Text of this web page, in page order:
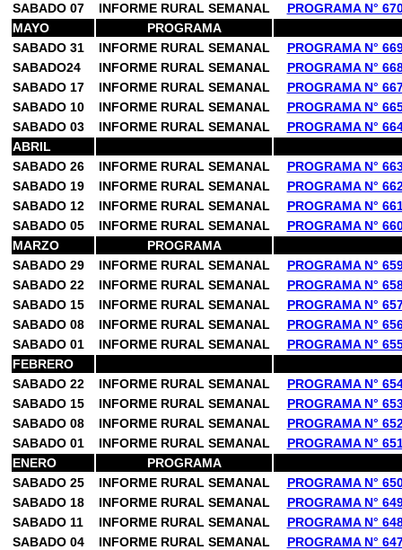
SABADO 07
INFORME RURAL SEMANAL
PROGRAMA N°
MAYO
PROGRAMA
SABADO 31
INFORME RURAL SEMANAL
PROGRAMA N°
SABADO24
INFORME RURAL SEMANAL
PROGRAMA N°
SABADO 17
INFORME RURAL SEMANAL
PROGRAMA N°
SABADO 10
INFORME RURAL SEMANAL
PROGRAMA N°
SABADO 03
INFORME RURAL SEMANAL
PROGRAMA N°
ABRIL
SABADO 26
INFORME RURAL SEMANAL
PROGRAMA N°
SABADO 19
INFORME RURAL SEMANAL
PROGRAMA N°
SABADO 12
INFORME RURAL SEMANAL
PROGRAMA N°
SABADO 05
INFORME RURAL SEMANAL
PROGRAMA N°
MARZO
PROGRAMA
SABADO 29
INFORME RURAL SEMANAL
PROGRAMA N°
SABADO 22
INFORME RURAL SEMANAL
PROGRAMA N°
SABADO 15
INFORME RURAL SEMANAL
PROGRAMA N°
SABADO 08
INFORME RURAL SEMANAL
PROGRAMA N°
SABADO 01
INFORME RURAL SEMANAL
PROGRAMA N°
FEBRERO
SABADO 22
INFORME RURAL SEMANAL
PROGRAMA N°
SABADO 15
INFORME RURAL SEMANAL
PROGRAMA N°
SABADO 08
INFORME RURAL SEMANAL
PROGRAMA N°
SABADO 01
INFORME RURAL SEMANAL
PROGRAMA N°
ENERO
PROGRAMA
SABADO 25
INFORME RURAL SEMANAL
PROGRAMA N°
SABADO 18
INFORME RURAL SEMANAL
PROGRAMA N°
SABADO 11
INFORME RURAL SEMANAL
PROGRAMA N°
SABADO 04
INFORME RURAL SEMANAL PROGRAMA N°